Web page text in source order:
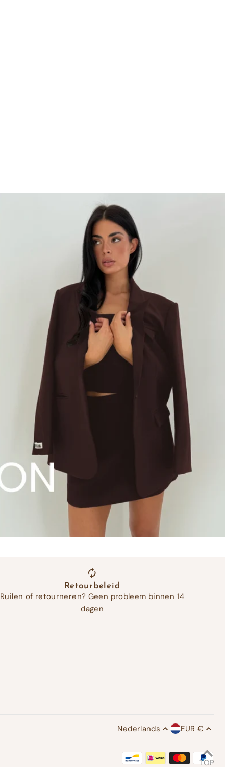
Retourbeleid
Ruilen of retourneren? Geen probleem binnen 14
dagen
Nederlands EUR €
TOP